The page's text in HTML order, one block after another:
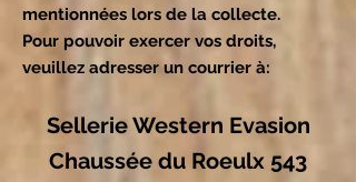
mentionnées lors de la collecte.
Pour pouvoir exercer vos droits,
veuillez adresser un courrier à:
Sellerie Western Evasion
Chaussée du Roeulx 543